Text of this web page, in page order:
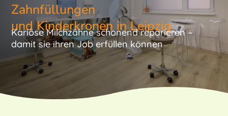
Zahnfüllungen
und Kinderkronen in Leipzig
Kariöse Milchzähne schonend reparieren –
damit sie ihren Job erfüllen können